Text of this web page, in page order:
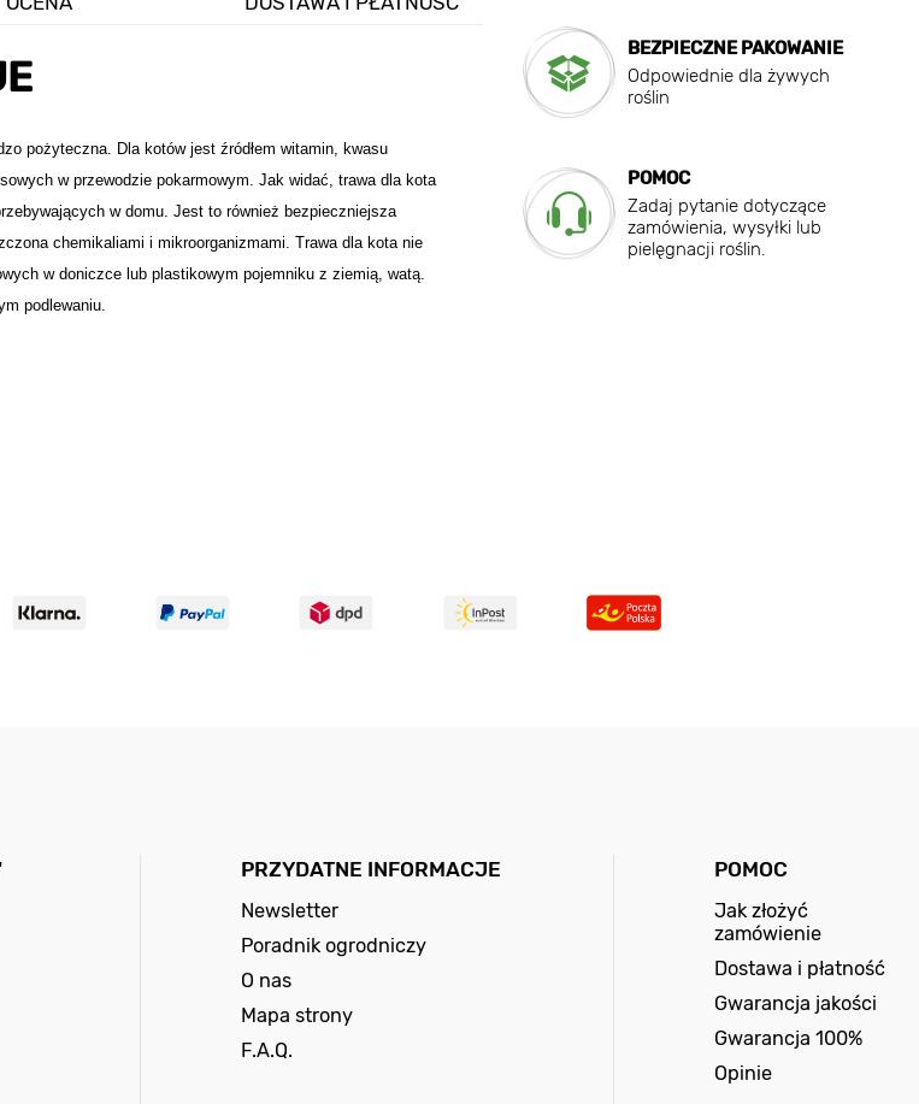
pożyteczna. Dla kotów jest źródłem witamin, kwasu
w przewodzie pokarmowym. Jak widać, trawa dla kota
w domu. Jest to również bezpieczniejsza
chemikaliami i mikroorganizmami. Trawa dla kota nie
w doniczce lub plastikowym pojemniku z ziemią, watą.
podlewaniu.
BEZPIECZNE PAKOWANIE
Odpowiednie dla żywych
roślin
POMOC
Zadaj pytanie dotyczące
zamówienia, wysyłki lub
pielęgnacji roślin.
PRZYDATNE INFORMACJE
Newsletter
Poradnik ogrodniczy
O nas
Mapa strony
F.A.Q.
POMOC
Jak złożyć
zamówienie
Dostawa i płatność
Gwarancja jakości
Gwarancja 100%
Opinie